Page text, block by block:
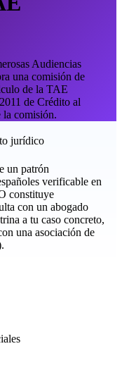
Audiencias
una comisión de
de la TAE
de Crédito al
la comisión.
jurídico
un patrón
verificable en
constituye
con un abogado
a tu caso concreto,
una asociación de